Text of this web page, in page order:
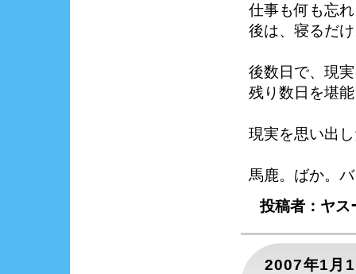
仕事も何も忘
後は、寝るだ
後数日で、現
残り数日を堪
現実を思い出
馬鹿。ばか。
投稿者：ヤ
2007年1月